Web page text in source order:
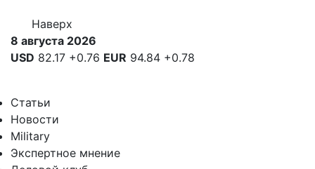
Наверх
8 августа 2026
USD 82.17 +0.76 EUR 94.84 +0.78
Статьи
Новости
Military
Экспертное мнение